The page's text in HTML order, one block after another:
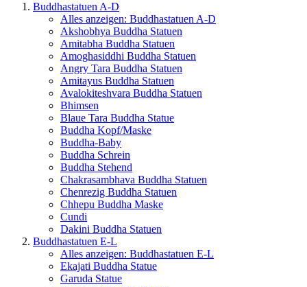
Buddhastatuen A-D
Alles anzeigen: Buddhastatuen A-D
Akshobhya Buddha Statuen
Amitabha Buddha Statuen
Amoghasiddhi Buddha Statuen
Angry Tara Buddha Statuen
Amitayus Buddha Statuen
Avalokiteshvara Buddha Statuen
Bhimsen
Blaue Tara Buddha Statue
Buddha Kopf/Maske
Buddha-Baby
Buddha Schrein
Buddha Stehend
Chakrasambhava Buddha Statuen
Chenrezig Buddha Statuen
Chhepu Buddha Maske
Cundi
Dakini Buddha Statuen
Buddhastatuen E-L
Alles anzeigen: Buddhastatuen E-L
Ekajati Buddha Statue
Garuda Statue